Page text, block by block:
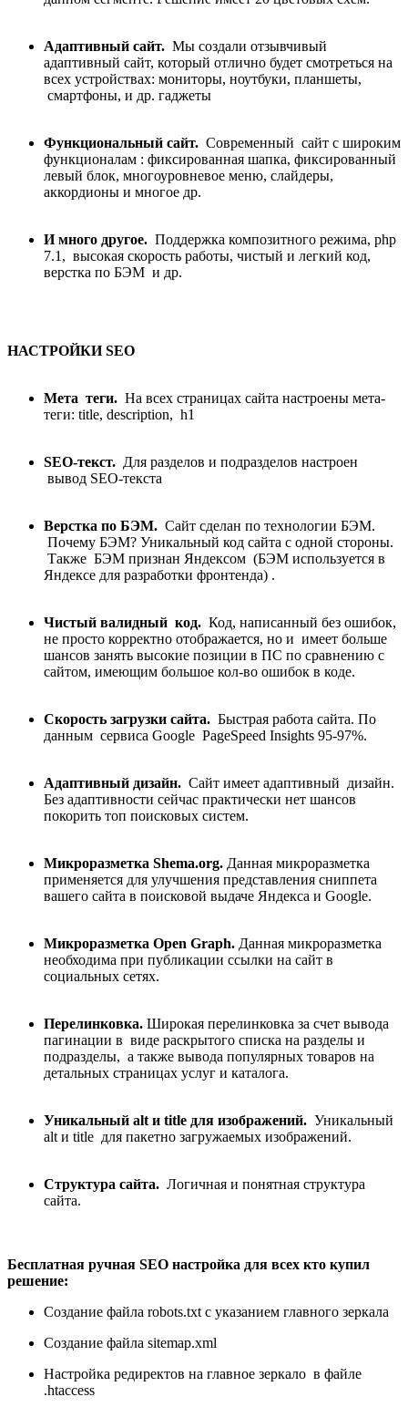
Адаптивный сайт. Мы создали отзывчивый
адаптивный сайт, который отлично будет смотреться на
всех устройствах: мониторы, ноутбуки, планшеты,
смартфоны, и др. гаджеты
Функциональный сайт. Современный сайт с широким
функционалам : фиксированная шапка, фиксированный
левый блок, многоуровневое меню, слайдеры,
аккордионы и многое др.
И много другое. Поддержка композитного режима, php
7.1, высокая скорость работы, чистый и легкий код,
верстка по БЭМ и др.
НАСТРОЙКИ SEO
Мета теги. На всех страницах сайта настроены мета-
теги: title, description, h1
SEO-текст. Для разделов и подразделов настроен
вывод SEO-текста
Верстка по БЭМ. Сайт сделан по технологии БЭМ.
Почему БЭМ? Уникальный код сайта с одной стороны.
Также БЭМ признан Яндексом (БЭМ используется в
Яндексе для разработки фронтенда) .
Чистый валидный код. Код, написанный без ошибок,
не просто корректно отображается, но и имеет больше
шансов занять высокие позиции в ПС по сравнению с
сайтом, имеющим большое кол-во ошибок в коде.
Скорость загрузки сайта. Быстрая работа сайта. По
данным сервиса Google PageSpeed Insights 95-97%.
Адаптивный дизайн. Сайт имеет адаптивный дизайн.
Без адаптивности сейчас практически нет шансов
покорить топ поисковых систем.
Микроразметка Shema.org. Данная микроразметка
применяется для улучшения представления сниппета
вашего сайта в поисковой выдаче Яндекса и Google.
Микроразметка Open Graph. Данная микроразметка
необходима при публикации ссылки на сайт в
социальных сетях.
Перелинковка. Широкая перелинковка за счет вывода
пагинации в виде раскрытого списка на разделы и
подразделы, а также вывода популярных товаров на
детальных страницах услуг и каталога.
Уникальный alt и title для изображений. Уникальный
alt и title для пакетно загружаемых изображений.
Структура сайта. Логичная и понятная структура
сайта.
Бесплатная ручная SEO настройка для всех кто купил
решение:
Создание файла robots.txt с указанием главного зеркала
Создание файла sitemap.xml
Настройка редиректов на главное зеркало в файле
.htaccess